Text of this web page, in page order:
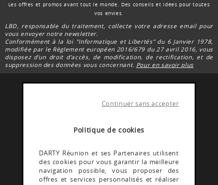
Politique de cookies
Continuer sans accepter
DARTY Réunion et ses Partenaires utilisent
des cookies pour vous garantir la meilleure
navigation possible, vous proposer des
offres et services personnalisés et réaliser
Les offres et promos avant tout le monde. Des conseils et idées pour toutes
vos envies.
LBD, responsable du traitement, collecte votre adresse email pour
vous envoyer notre newsletter.
Conformément à la loi "Informatique et Libertés” du 6 Janvier 1978,
modifiée par le Règlement européen 2016/679 du 27 avril 2016, vous
disposez d’un droit d’accès, de modification, de rectification, et de
suppression des données vous concernant. Pour en savoir plus
FACEBOOK DARTY
Rejoignez la communauté Darty Réunion
INSTAGRAM DARTY
Découvrez les coulisses @Dartyreunion